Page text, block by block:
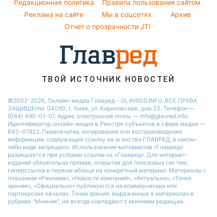
Максим Галкин
Настя Каменских
Пылевая буря
Редакционная политика
Правила пользования сайтом
Реклама на сайте
Мы в соцсетях
Архив
Отчет о прозрачности JTI
ТВОЙ ИСТОЧНИК НОВОСТЕЙ
©2002-2026, Онлайн-медиа Главред - GLAVRED.INFO. ВСЕ ПРАВА
ЗАЩИЩЕНЫ. 04080, г. Киев, ул. Кириловская, дом 23. Телефон —
(044) 490-01-01. Адрес электронной почты — info@glavred.info.
Идентификатор онлайн-медиа в Реестре cубъектов в сфере медиа —
R40-01822. Перепечатка, копирование или воспроизведение
информации, содержащей ссылку на агенство ГЛАВРЕД, в каком-
либо виде запрещено. Использование материалов «Главред»
разрешается при условии ссылки на «Главред». Для интернет-
изданий обязательна прямая, открытая для поисковых систем,
гиперссылка в первом абзаце на конкретный материал. Материалы с
плашками «Реклама», «Новости компаний», «Актуально», «Точка
зрения», «Официально» публикуются на коммерческих или
партнерских началах. Точки зрения, выраженные в материалах в
рубрике "Мнения", не всегда совпадают с мнением редакции.